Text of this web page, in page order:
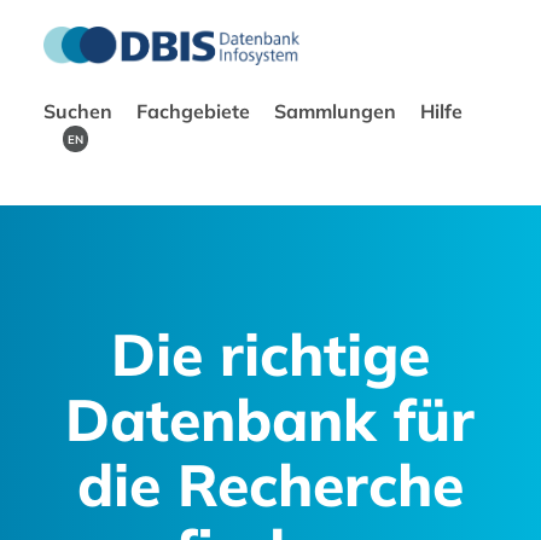
Suchen Fachgebiete Sammlungen Hilfe
EN
Die richtige
Datenbank für
die Recherche